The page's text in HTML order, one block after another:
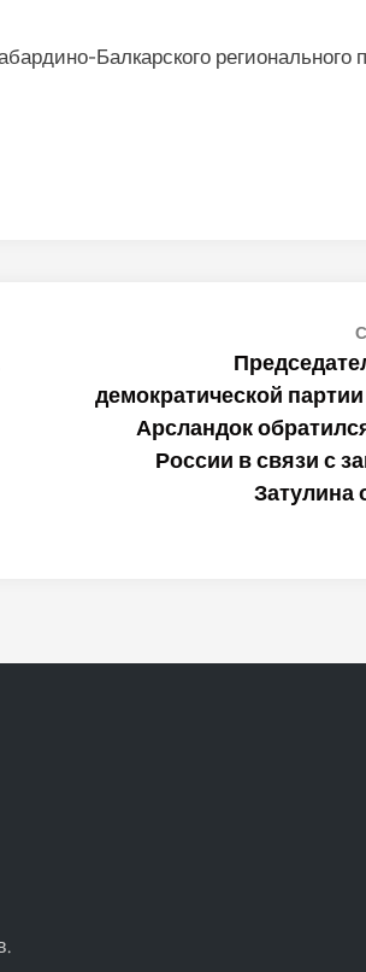
Балкарского регионального
демократической
Арсландок
России в связи с
Затулина